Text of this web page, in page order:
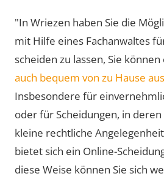
"In Wriezen haben Sie die
mit Hilfe eines Fachanwaltes
scheiden zu lassen, Sie können
auch bequem von zu Hause
Insbesondere für
oder für Scheidungen, in
kleine rechtliche
bietet sich ein Online-
diese Weise können Sie sich